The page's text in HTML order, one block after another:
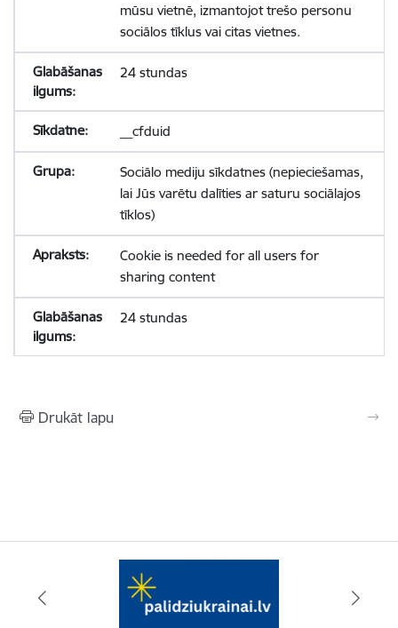
mūsu vietnē, izmantojot trešo personu
sociālos tīklus vai citas vietnes.
24 stundas
__cfduid
Sociālo mediju sīkdatnes (nepieciešamas,
lai Jūs varētu dalīties ar saturu sociālajos
tīklos)
Cookie is needed for all users for
sharing content
24 stundas
Drukāt lapu